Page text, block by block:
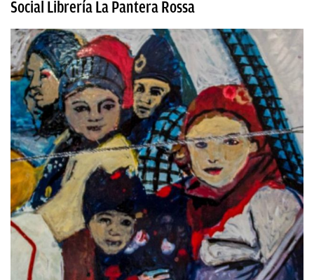
Social Librería La Pantera Rossa